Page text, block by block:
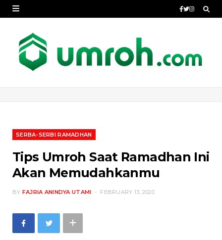
SERBA-SERBI RAMADHAN
Tips Umroh Saat Ramadhan Ini
Akan Memudahkanmu
BY FAJRIA ANINDYA UTAMI FEBRUARY 13, 2020